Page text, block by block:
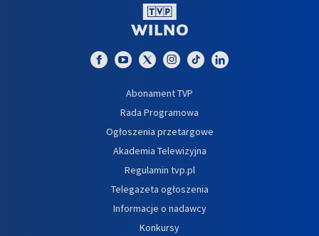
Abonament TVP
Rada Programowa
Ogłoszenia przetargowe
Akademia Telewizyjna
Regulamin tvp.pl
Telegazeta ogłoszenia
Informacje o nadawcy
Konkursy